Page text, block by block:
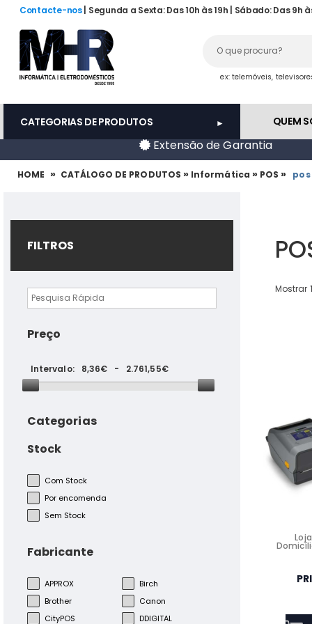
Contacte-nos | Segunda a Sexta: Das 10h às 19h | Sábado: Das 9h
ex: telemóveis,
CATEGORIAS DE PRODUTOS QUEM
Extensão de Garantia
HOME » CATÁLOGO DE PRODUTOS » Informática »POS »
FILTROS
Preço
Intervalo: 8,36€ - 2.761,55€
Categorias
Stock
Com Stock
Por encomenda
Sem Stock
Fabricante
APPROX
Birch
Brother
Canon
CityPOS
DDIGITAL
Inclinação, giratório,
rotação VISION VFM-WA1X1B
Mostrar